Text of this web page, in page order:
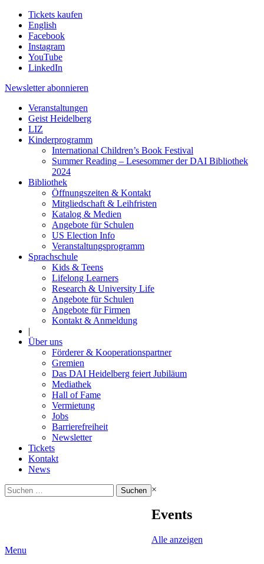
Tickets kaufen
English
Facebook
Instagram
YouTube
LinkedIn
Newsletter abonnieren
Veranstaltungen
Geist Heidelberg
LIZ
Kinderprogramm
International Children’s Book Festival
Summer Reading – Lesesommer der DAI Bibliothek
2024
Bibliothek
Öffnungszeiten & Kontakt
Mitgliedschaft & Leihfristen
Katalog & Medien
Angebote für Schulen
US Election Info
Veranstaltungsprogramm
Sprachschule
Kids & Teens
Lifelong Learners
Research & University Life
Angebote für Schulen
Angebote für Firmen
Kontakt & Anmeldung
|
Über uns
Förderer & Kooperationspartner
Gremien
Das DAI Heidelberg feiert Jubiläum
Mediathek
Hall of Fame
Vermietung
Jobs
Barrierefreiheit
Newsletter
Tickets
Kontakt
News
Suchen
nach:
×
Events
Alle anzeigen
Menu